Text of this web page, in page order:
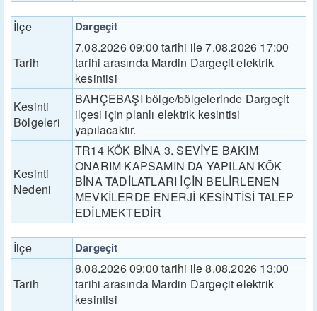
İlçe Dargeçit
Tarih
7.08.2026 09:00 tarihi ile 7.08.2026 17:00
tarihi arasında Mardin Dargeçit elektrik
kesintisi
Kesinti
Bölgeleri
BAHÇEBAŞI bölge/bölgelerinde Dargeçit
ilçesi için planlı elektrik kesintisi
yapılacaktır.
Kesinti
Nedeni
TR14 KÖK BİNA 3. SEVİYE BAKIM
ONARIM KAPSAMIN DA YAPILAN KÖK
BİNA TADİLATLARI İÇİN BELİRLENEN
MEVKİLERDE ENERJİ KESİNTİSİ TALEP
EDİLMEKTEDİR
İlçe Dargeçit
Tarih
8.08.2026 09:00 tarihi ile 8.08.2026 13:00
tarihi arasında Mardin Dargeçit elektrik
kesintisi